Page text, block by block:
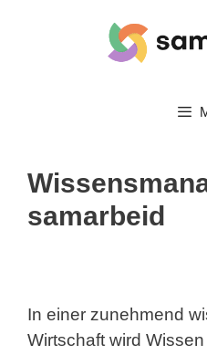
samarbeid
In einer zunehmend
Wirtschaft wird